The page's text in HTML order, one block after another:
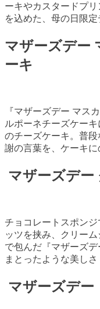
ーキやカスタードプ
を込めた、母の日限定
マザーズデー
ーキ
『マザーズデー マス
ルポーネチーズケー
のチーズケーキ。普
謝の言葉を、ケーキに
マザーズデー
チョコレートスポン
ッツを挟み、クリー
で包んだ『マザーズ
まとったような美しさ
マザーズデ